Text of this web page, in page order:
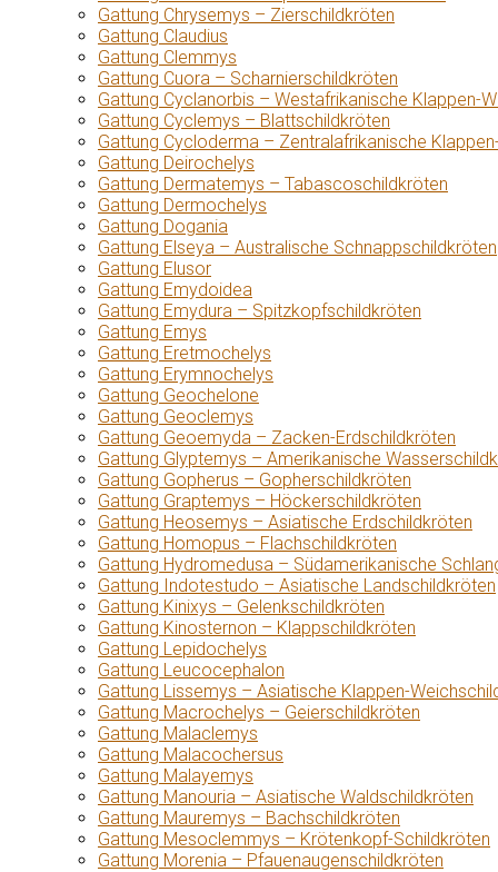
Gattung Chrysemys – Zierschildkröten
Gattung Claudius
Gattung Clemmys
Gattung Cuora – Scharnierschildkröten
Gattung Cyclanorbis – Westafrikanische Klappen-
Gattung Cyclemys – Blattschildkröten
Gattung Cycloderma – Zentralafrikanische
Gattung Deirochelys
Gattung Dermatemys – Tabascoschildkröten
Gattung Dermochelys
Gattung Dogania
Gattung Elseya – Australische Schnappschildkröten
Gattung Elusor
Gattung Emydoidea
Gattung Emydura – Spitzkopfschildkröten
Gattung Emys
Gattung Eretmochelys
Gattung Erymnochelys
Gattung Geochelone
Gattung Geoclemys
Gattung Geoemyda – Zacken-Erdschildkröten
Gattung Glyptemys – Amerikanische
Gattung Gopherus – Gopherschildkröten
Gattung Graptemys – Höckerschildkröten
Gattung Heosemys – Asiatische Erdschildkröten
Gattung Homopus – Flachschildkröten
Gattung Hydromedusa – Südamerikanische
Gattung Indotestudo – Asiatische Landschildkröten
Gattung Kinixys – Gelenkschildkröten
Gattung Kinosternon – Klappschildkröten
Gattung Lepidochelys
Gattung Leucocephalon
Gattung Lissemys – Asiatische Klappen-
Gattung Macrochelys – Geierschildkröten
Gattung Malaclemys
Gattung Malacochersus
Gattung Malayemys
Gattung Manouria – Asiatische Waldschildkröten
Gattung Mauremys – Bachschildkröten
Gattung Mesoclemmys – Krötenkopf-Schildkröten
Gattung Morenia – Pfauenaugenschildkröten